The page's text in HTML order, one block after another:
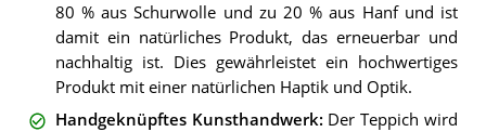
80 % aus Schurwolle und zu 20 % aus Hanf und ist
damit ein natürliches Produkt, das erneuerbar und
nachhaltig ist. Dies gewährleistet ein hochwertiges
Produkt mit einer natürlichen Haptik und Optik.
Handgeknüpftes Kunsthandwerk: Der Teppich wird